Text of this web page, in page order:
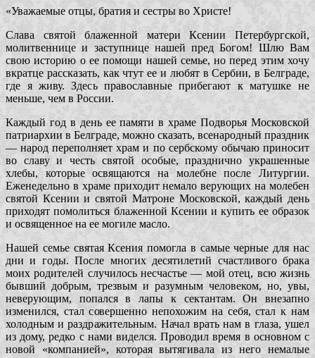
«Уважаемые отцы, братия и сестры во Христе!
Слава святой блаженной матери Ксении Петербургской,
молитвеннице и заступнице нашей пред Богом! Шлю Вам
свою историю о ее помощи нашей семье, но перед этим хочу
вкратце рассказать, как чтут ее и любят в Сербии, в Белграде,
где я живу. Здесь православные прибегают к матушке не
меньше, чем в России.
Каждый год в день ее памяти в храме Подворья Московской
патриархии в Белграде, можно сказать, всенародный праздник
— народ переполняет храм и по сербскому обычаю приносит
во славу и честь святой особые, празднично украшенные
хлебы, которые освящаются на молебне после Литургии.
Еженедельно в храме приходит немало верующих на молебен
святой Ксении и святой Матроне Московской, каждый день
приходят помолиться блаженной Ксении и купить ее образок
и освященное на ее могиле масло.
Нашей семье святая Ксения помогла в самые черные для нас
дни и годы. После многих десятилетий счастливого брака
моих родителей случилось несчастье — мой отец, всю жизнь
бывший добрым, трезвым и разумным человеком, но, увы,
неверующим, попался в лапы к сектантам. Он внезапно
изменился, стал совершенно непохожим на себя, стал к нам
холодным и раздражительным. Начал врать нам в глаза, ушел
из дому, редко с нами виделся. Проводил время в основном с
новой «компанией», которая вытягивала из него немалые